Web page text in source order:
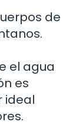
de
el agua
es
ideal